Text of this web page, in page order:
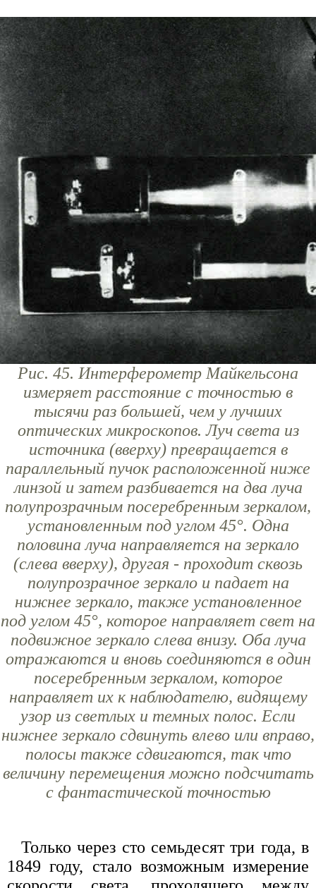
Рис. 45. Интерферометр Майкельсона
измеряет расстояние с точностью в
тысячи раз большей, чем у лучших
оптических микроскопов. Луч света из
источника (вверху) превращается в
параллельный пучок расположенной ниже
линзой и затем разбивается на два луча
полупрозрачным посеребренным зеркалом,
установленным под углом 45°. Одна
половина луча направляется на зеркало
(слева вверху), другая - проходит сквозь
полупрозрачное зеркало и падает на
нижнее зеркало, также установленное
под углом 45°, которое направляет свет на
подвижное зеркало слева внизу. Оба луча
отражаются и вновь соединяются в один
посеребренным зеркалом, которое
направляет их к наблюдателю, видящему
узор из светлых и темных полос. Если
нижнее зеркало сдвинуть влево или вправо,
полосы также сдвигаются, так что
величину перемещения можно подсчитать
с фантастической точностью
Только через сто семьдесят три года, в
1849 году, стало возможным измерение